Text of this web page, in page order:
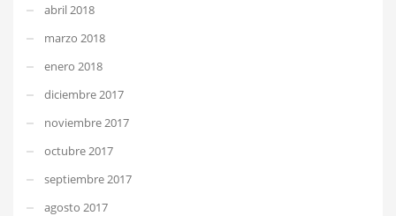
abril 2018
marzo 2018
enero 2018
diciembre 2017
noviembre 2017
octubre 2017
septiembre 2017
agosto 2017